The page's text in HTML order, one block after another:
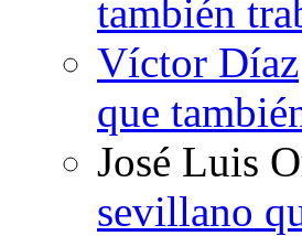
también
Víctor Díaz
que
José Luis
sevillano